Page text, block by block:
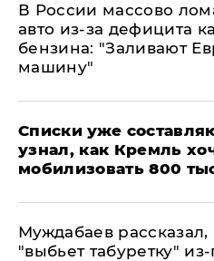
В России массово
авто из-за дефицита
бензина: "Заливают
машину"
Списки уже
узнал, как Кремль
мобилизовать 800
Муждабаев рассказал,
"выбьет табуретку"